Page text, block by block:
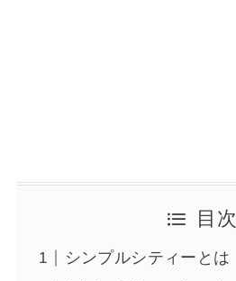
目次
シンプルシティーとは